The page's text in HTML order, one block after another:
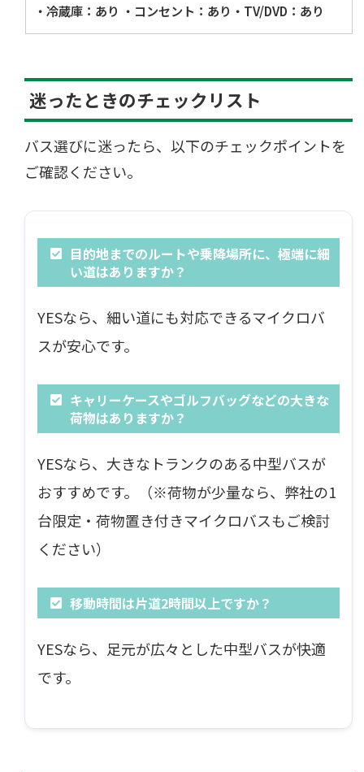
・冷蔵庫：あり ・コンセント：あり・TV/DVD：あり
迷ったときのチェックリスト
バス選びに迷ったら、以下のチェックポイントを
ご確認ください。
目的地までのルートや乗降場所に、極端に細
い道はありますか？
YESなら、細い道にも対応できるマイクロバ
スが安心です。
キャリーケースやゴルフバッグなどの大きな
荷物はありますか？
YESなら、大きなトランクのある中型バスが
おすすめです。（※荷物が少量なら、弊社の1
台限定・荷物置き付きマイクロバスもご検討
ください）
移動時間は片道2時間以上ですか？
YESなら、足元が広々とした中型バスが快適
です。